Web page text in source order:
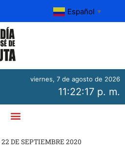
herramientas
Español ▼
viernes, 7 de agosto de 2026
11:22:17 p. m.
22 DE SEPTIEMBRE 2020